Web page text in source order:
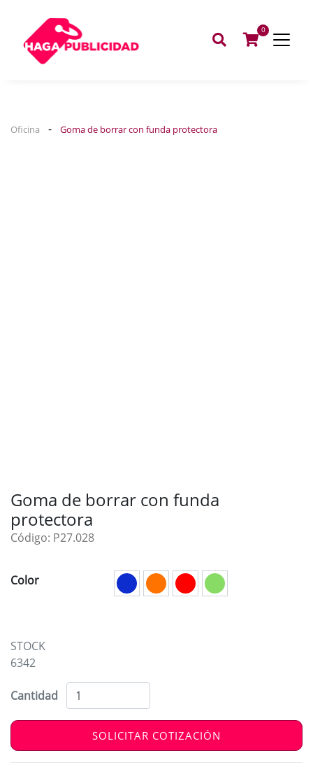
0
Oficina - Goma de borrar con funda protectora
Goma de borrar con funda
protectora
Código: P27.028
Color
STOCK
6342
Cantidad
SOLICITAR COTIZACIÓN